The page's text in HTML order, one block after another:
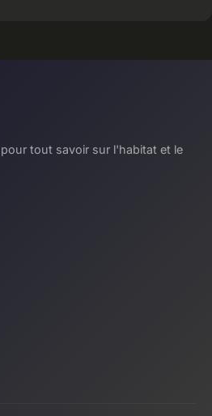
tout savoir sur l'habitat et le